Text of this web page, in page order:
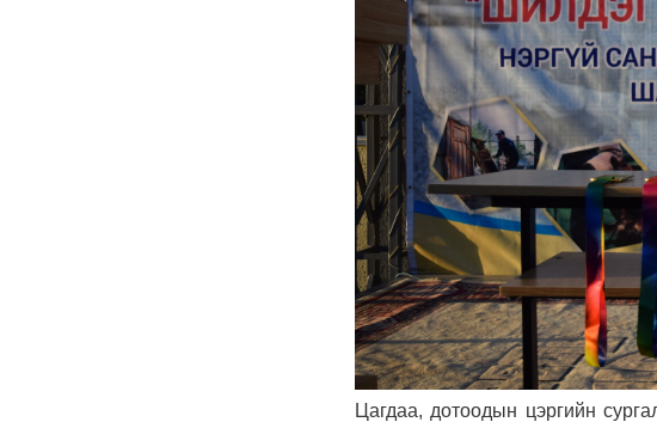
Цагдаа, дотоодын цэргийн